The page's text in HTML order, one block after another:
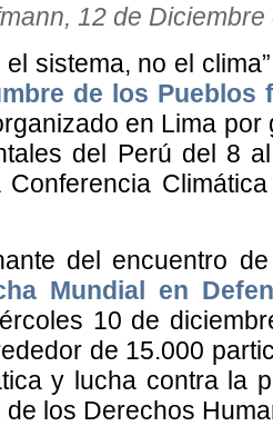
12 de Diciembre
el sistema, no el
de los Pueblos
en Lima
del Perú del 8
del encuentro
Mundial en
10 de
de 15.000
y lucha contra la
de los Derechos